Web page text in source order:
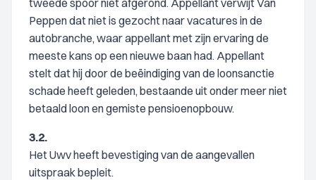
tweede spoor niet afgerond. Appellant verwijt Van
Peppen dat niet is gezocht naar vacatures in de
autobranche, waar appellant met zijn ervaring de
meeste kans op een nieuwe baan had. Appellant
stelt dat hij door de beëindiging van de loonsanctie
schade heeft geleden, bestaande uit onder meer niet
betaald loon en gemiste pensioenopbouw.
3.2.
Het Uwv heeft bevestiging van de aangevallen
uitspraak bepleit.